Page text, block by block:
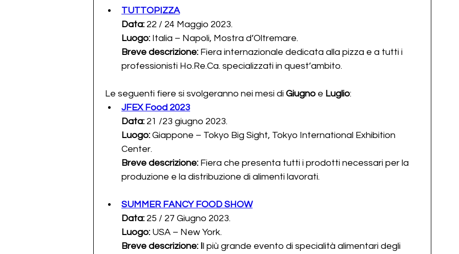
TUTTOPIZZA
Data: 22 / 24 Maggio 2023.
Luogo: Italia – Napoli, Mostra d’Oltremare.
Breve descrizione: Fiera internazionale dedicata alla pizza e a tutti i
professionisti Ho.Re.Ca. specializzati in quest’ambito.
Le seguenti fiere si svolgeranno nei mesi di Giugno e Luglio:
JFEX Food 2023
Data: 21 /23 giugno 2023.
Luogo: Giappone – Tokyo Big Sight, Tokyo International Exhibition
Center.
Breve descrizione: Fiera che presenta tutti i prodotti necessari per la
produzione e la distribuzione di alimenti lavorati.
SUMMER FANCY FOOD SHOW
Data: 25 / 27 Giugno 2023.
Luogo: USA – New York.
Breve descrizione: Il più grande evento di specialità alimentari degli